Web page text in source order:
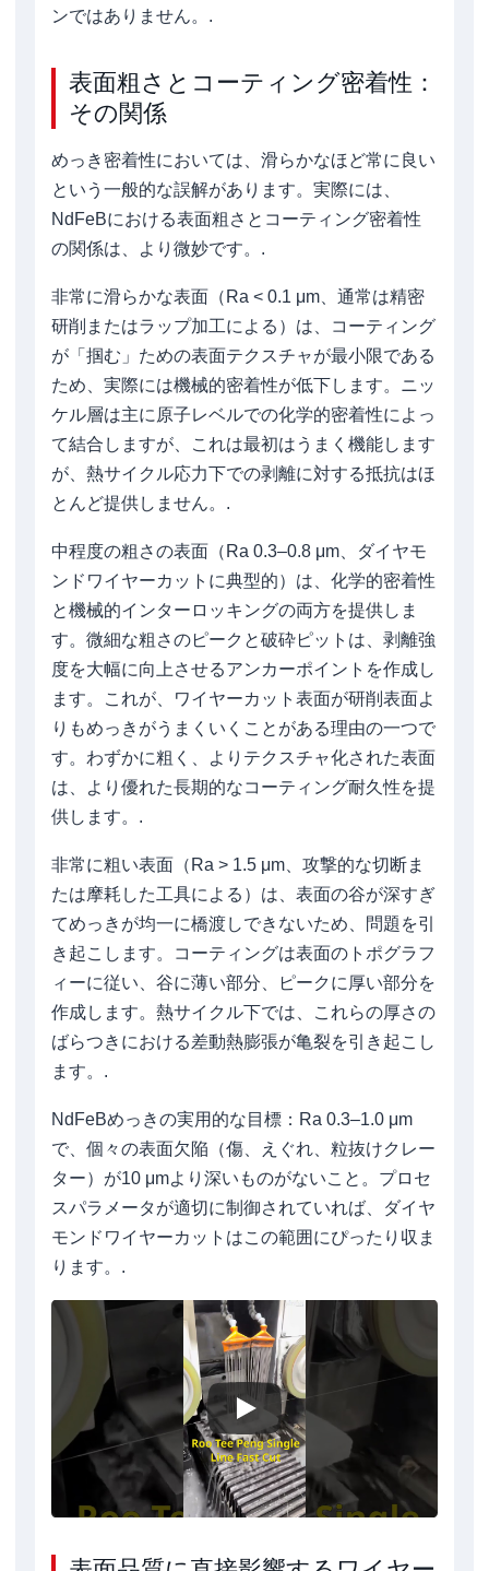
ンではありません。.
表面粗さとコーティング密着性：
その関係
めっき密着性においては、滑らかなほど常に良い
という一般的な誤解があります。実際には、
NdFeBにおける表面粗さとコーティング密着性
の関係は、より微妙です。.
非常に滑らかな表面（Ra < 0.1 μm、通常は精密
研削またはラップ加工による）は、コーティング
が「掴む」ための表面テクスチャが最小限である
ため、実際には機械的密着性が低下します。ニッ
ケル層は主に原子レベルでの化学的密着性によっ
て結合しますが、これは最初はうまく機能します
が、熱サイクル応力下での剥離に対する抵抗はほ
とんど提供しません。.
中程度の粗さの表面（Ra 0.3–0.8 μm、ダイヤモ
ンドワイヤーカットに典型的）は、化学的密着性
と機械的インターロッキングの両方を提供しま
す。微細な粗さのピークと破砕ピットは、剥離強
度を大幅に向上させるアンカーポイントを作成し
ます。これが、ワイヤーカット表面が研削表面よ
りもめっきがうまくいくことがある理由の一つで
す。わずかに粗く、よりテクスチャ化された表面
は、より優れた長期的なコーティング耐久性を提
供します。.
非常に粗い表面（Ra > 1.5 μm、攻撃的な切断ま
たは摩耗した工具による）は、表面の谷が深すぎ
てめっきが均一に橋渡しできないため、問題を引
き起こします。コーティングは表面のトポグラフ
ィーに従い、谷に薄い部分、ピークに厚い部分を
作成します。熱サイクル下では、これらの厚さの
ばらつきにおける差動熱膨張が亀裂を引き起こし
ます。.
NdFeBめっきの実用的な目標：Ra 0.3–1.0 μm
で、個々の表面欠陥（傷、えぐれ、粒抜けクレー
ター）が10 μmより深いものがないこと。プロセ
スパラメータが適切に制御されていれば、ダイヤ
モンドワイヤーカットはこの範囲にぴったり収ま
ります。.